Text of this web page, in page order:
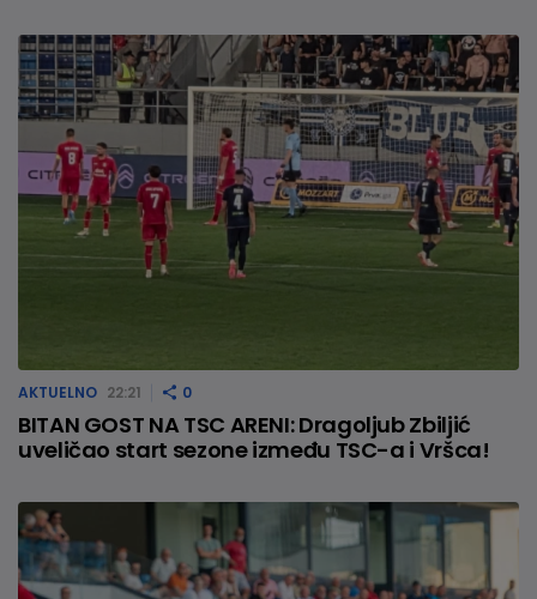
AKTUELNO 22:21 0
BITAN GOST NA TSC ARENI: Dragoljub Zbiljić
uveličao start sezone između TSC-a i Vršca!